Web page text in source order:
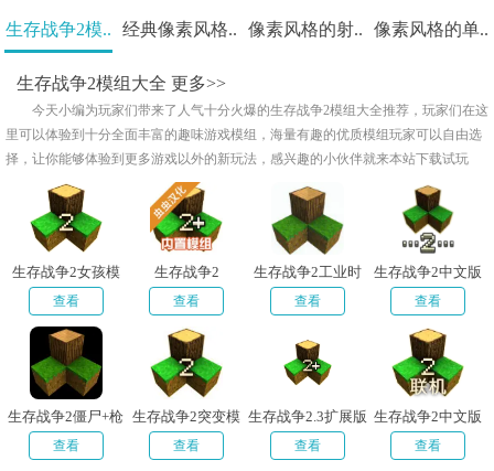
生存战争2模.. 经典像素风格.. 像素风格的射.. 像素风格的单..
生存战争2模组大全 更多>>
今天小编为玩家们带来了人气十分火爆的生存战争2模组大全推荐，玩家们在这
里可以体验到十分全面丰富的趣味游戏模组，海量有趣的优质模组玩家可以自由选
择，让你能够体验到更多游戏以外的新玩法，感兴趣的小伙伴就来本站下载试玩
生存战争2女孩模
组安卓免费版
查看
生存战争2
查看
生存战争2工业时
代mod中文版
查看
生存战争2中文版
枪械模组+僵尸
查看
生存战争2僵尸+枪
+商店汉化版
查看
生存战争2突变模
组手机版
查看
生存战争2.3扩展版
远古之旅
查看
生存战争2中文版
僵尸+枪械
查看